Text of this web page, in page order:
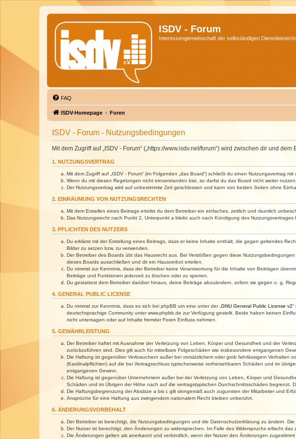
ISDV - Forum
Interessengemeinschaft der selbständigen Dienstleister/
FAQ
ISDV-Homepage Foren
ISDV - Forum - Nutzungsbedingungen
Mit dem Zugriff auf „ISDV - Forum“ („https://www.isdv.net/forum“) wird zwischen dir und
1. NUTZUNGSVERTRAG
Mit dem Zugriff auf „ISDV - Forum“ (im Folgenden „das Board“) schließt du einen Nutzungsvertrag
Wenn du mit diesen Regelungen nicht einverstanden bist, so darfst du das Board nicht weiter
Der Nutzungsvertrag wird auf unbestimmte Zeit geschlossen und kann von beiden Seiten ohne
2. EINRÄUMUNG VON NUTZUNGSRECHTEN
Mit dem Erstellen eines Beitrags erteilst du dem Betreiber ein einfaches, zeitlich und räumlich
Das Nutzungsrecht nach Punkt 2, Unterpunkt a bleibt auch nach Kündigung des Nutzungsvertrages
3. PFLICHTEN DES NUTZERS
Du erklärst mit der Erstellung eines Beitrags, dass er keine Inhalte enthält, die gegen geltendes
Bilder zu setzen bzw. zu verwenden.
Der Betreiber des Boards übt das Hausrecht aus. Bei Verstößen gegen diese
dieses Boards ausschließen und dir ein Hausverbot erteilen.
Du nimmst zur Kenntnis, dass der Betreiber keine Verantwortung für die Inhalte von Beiträgen
Beiträge und Funktionen jederzeit zu löschen oder zu sperren.
Du gestattest dem Betreiber darüber hinaus, deine Beiträge abzuändern, sofern sie gegen o. g.
4. GENERAL PUBLIC LICENSE
Du nimmst zur Kenntnis, dass es sich bei phpBB um eine unter der „ GNU General Public License v2
deutschsprachige Community unter www.phpbb.de zur Verfügung gestellt. Beide haben keinen
nicht untersagen oder auf Inhalte fremder Foren Einfluss nehmen.
5. GEWÄHRLEISTUNG
Der Betreiber haftet mit Ausnahme der Verletzung von Leben, Körper und Gesundheit und der
zurückzuführen sind. Dies gilt auch für mittelbare Folgeschäden wie insbesondere entgangenen
Die Haftung ist gegenüber Verbrauchern außer bei vorsätzlichem oder grob fahrlässigem
(Kardinalpflichten) auf die bei Vertragsschluss typischerweise vorhersehbaren Schäden und im
entgangenen Gewinn.
Die Haftung ist gegenüber Unternehmern außer bei der Verletzung von Leben, Körper und
Schäden und im Übrigen der Höhe nach auf die vertragstypischen Durchschnittsschäden begrenzt.
Die Haftungsbegrenzung der Absätze a bis c gilt sinngemäß auch zugunsten der Mitarbeiter und
Ansprüche für eine Haftung aus zwingendem nationalem Recht bleiben unberührt.
6. ÄNDERUNGSVORBEHALT
Der Betreiber ist berechtigt, die Nutzungsbedingungen und die Datenschutzerklärung zu ändern. Die
Der Nutzer ist berechtigt, den Änderungen zu widersprechen. Im Falle des Widerspruchs erlischt
Die Änderungen gelten als anerkannt und verbindlich, wenn der Nutzer den Änderungen zugestimmt